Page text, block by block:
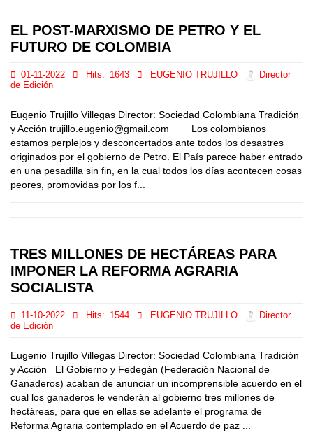
EL POST-MARXISMO DE PETRO Y EL
FUTURO DE COLOMBIA
01-11-2022 Hits: 1643 EUGENIO TRUJILLO
Director
de Edición
Eugenio Trujillo Villegas Director: Sociedad Colombiana Tradición
y Acción trujillo.eugenio@gmail.com Los colombianos
estamos perplejos y desconcertados ante todos los desastres
originados por el gobierno de Petro. El País parece haber entrado
en una pesadilla sin fin, en la cual todos los días acontecen cosas
peores, promovidas por los f...
TRES MILLONES DE HECTÁREAS PARA
IMPONER LA REFORMA AGRARIA
SOCIALISTA
11-10-2022 Hits: 1544 EUGENIO TRUJILLO
Director
de Edición
Eugenio Trujillo Villegas Director: Sociedad Colombiana Tradición
y Acción El Gobierno y Fedegán (Federación Nacional de
Ganaderos) acaban de anunciar un incomprensible acuerdo en el
cual los ganaderos le venderán al gobierno tres millones de
hectáreas, para que en ellas se adelante el programa de
Reforma Agraria contemplado en el Acuerdo de paz ...